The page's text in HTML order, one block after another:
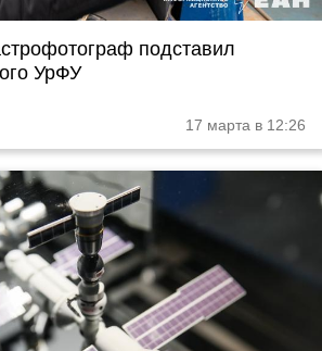
подставил
УрФУ
17 марта в 12:26